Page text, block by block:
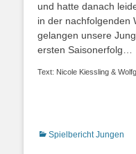
und hatte danach
in der nachfolgenden
gelangen unsere
ersten Saisonerfolg…
Text: Nicole Kiessling &
Kategorien
Spielbericht Jungen